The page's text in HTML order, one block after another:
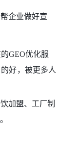
企业做好宣
GEO优化服
好，被更多人
加盟、工厂制